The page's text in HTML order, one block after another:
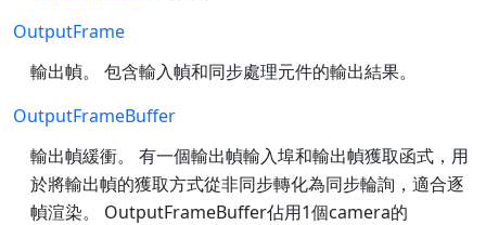
OutputFrame
輸出幀。 包含輸入幀和同步處理元件的輸出結果。
OutputFrameBuffer
輸出幀緩衝。 有一個輸出幀輸入埠和輸出幀獲取函式，用
於將輸出幀的獲取方式從非同步轉化為同步輪詢，適合逐
幀渲染。 OutputFrameBuffer佔用1個camera的